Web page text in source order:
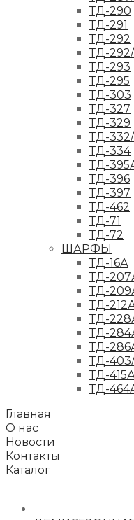
ТД-290
ТД-291
ТД-292
ТД-292/
ТД-293
ТД-295
ТД-303
ТД-327
ТД-329
ТД-
ТД-334
ТД-
ТД-396
ТД-397
ТД-462
ТД-71
ТД-72
ШАРФЫ
ТД-16А
ТД-
ТД-
ТД-
ТД-
ТД-
ТД-
ТД-
ТД-
ТД-
Главная
О нас
Новости
Контакты
Каталог